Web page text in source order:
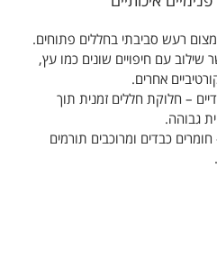
רעש סביבתי בחללים פתוחים.
עם חיפויים שונים כמו עץ,
אחרים.
– חלוקת חללים זמנית תוך
גבוהה.
כבדים ומרוכבים תורמים